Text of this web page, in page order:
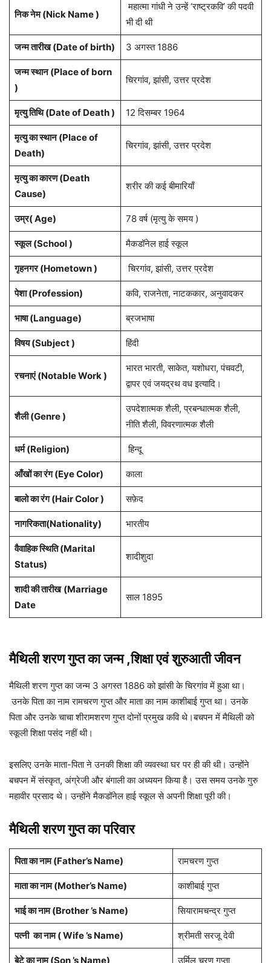
निक नेम (Nick Name )
महात्मा गांधी ने उन्हें ‘राष्ट्रकवि’ की पदवी
भी दी थी
जन्म तारीख (Date of birth) 3 अगस्त 1886
जन्म स्थान (Place of born
)
चिरगांव, झांसी, उत्तर प्रदेश
मृत्यु तिथि (Date of Death ) 12 दिसम्बर 1964
मृत्यु का स्थान (Place of
Death)
चिरगांव, झांसी, उत्तर प्रदेश
मृत्यु का कारण (Death
Cause)
शरीर की कई बीमारियाँ
उम्र( Age) 78 वर्ष (मृत्यु के समय )
स्कूल (School ) मैकडॉनेल हाई स्कूल
गृहनगर (Hometown ) चिरगांव, झांसी, उत्तर प्रदेश
पेशा (Profession) कवि, राजनेता, नाटककार, अनुवादकर
भाषा (Language) ब्रजभाषा
विषय (Subject ) हिंदी
रचनाएं (Notable Work )
भारत भारती, साकेत, यशोधरा, पंचवटी,
द्वापर एवं जयद्रथ वध इत्यादि।
शैली (Genre )
उपदेशात्मक शैली, प्रबन्धात्मक शैली,
नीति शैली, विवरणात्मक शैली
धर्म (Religion) हिन्दू
आँखों का रंग (Eye Color) काला
बालो का रंग (Hair Color ) सफ़ेद
नागरिकता(Nationality) भारतीय
वैवाहिक स्थिति (Marital
Status)
शादीशुदा
शादी की तारीख (Marriage
Date
साल 1895
मैथिली शरण गुप्त का जन्म ,शिक्षा एवं शुरुआती जीवन
मैथिली शरण गुप्त का जन्म 3 अगस्त 1886 को झांसी के चिरगांव में हुआ था।
उनके पिता का नाम रामचरण गुप्त और माता का नाम काशीबाई गुप्त था। उनके
पिता और उनके चाचा शीरामशरण गुप्त दोनों प्रमुख कवि थे।बचपन में मैथिली को
स्कूली शिक्षा पसंद नहीं थी।
इसलिए उनके माता-पिता ने उनकी शिक्षा की व्यवस्था घर पर ही की थी। उन्होंने
बचपन में संस्कृत, अंग्रेजी और बंगाली का अध्ययन किया है। उस समय उनके गुरु
महावीर प्रसाद थे। उन्होंने मैकडॉनेल हाई स्कूल से अपनी शिक्षा पूरी की।
मैथिली शरण गुप्त का परिवार
पिता का नाम (Father’s Name) रामचरण गुप्त
माता का नाम (Mother’s Name) काशीबाई गुप्त
भाई का नाम (Brother ’s Name) सियारामचन्द्र गुप्त
पत्नी का नाम ( Wife ’s Name) श्रीमती सरजू देवी
बेटे का नाम (Son ’s Name) उर्मिल चरण गुप्ता